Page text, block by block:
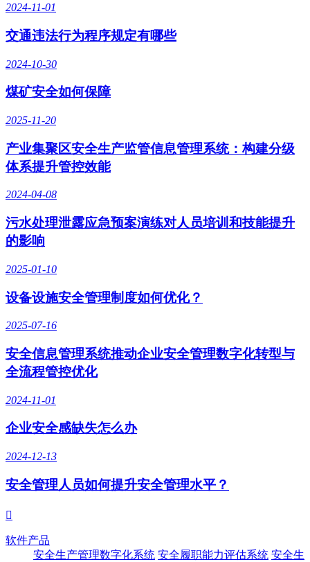
2024-11-01
交通违法行为程序规定有哪些
2024-10-30
煤矿安全如何保障
2025-11-20
产业集聚区安全生产监管信息管理系统：构建分级
体系提升管控效能
2024-04-08
污水处理泄露应急预案演练对人员培训和技能提升
的影响
2025-01-10
设备设施安全管理制度如何优化？
2025-07-16
安全信息管理系统推动企业安全管理数字化转型与
全流程管控优化
2024-11-01
企业安全感缺失怎么办
2024-12-13
安全管理人员如何提升安全管理水平？

软件产品
安全生产管理数字化系统 安全履职能力评估系统 安全生